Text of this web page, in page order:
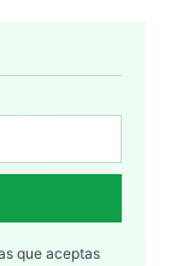
que aceptas